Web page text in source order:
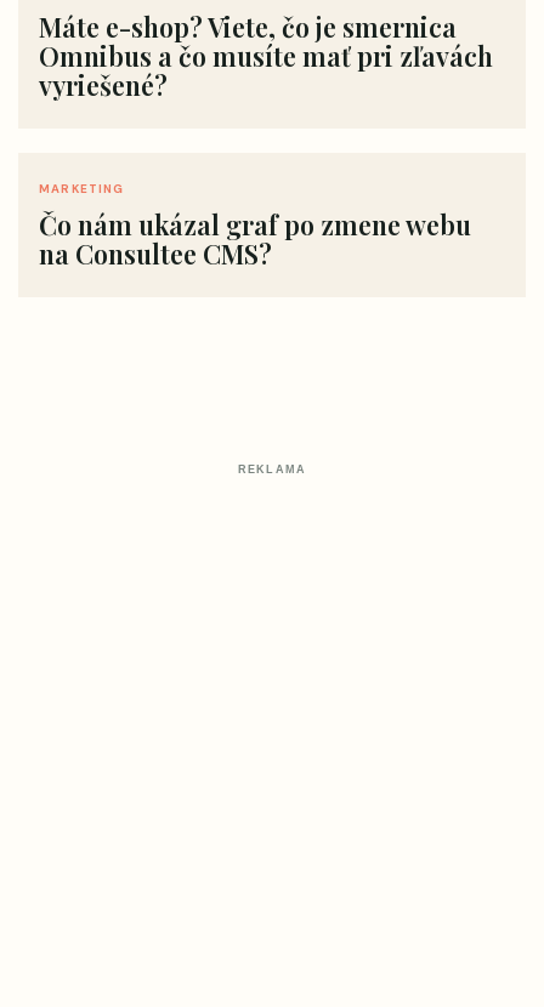
Máte e-shop? Viete, čo je smernica
Omnibus a čo musíte mať pri zľavách
vyriešené?
MARKETING
Čo nám ukázal graf po zmene webu
na Consultee CMS?
REKLAMA